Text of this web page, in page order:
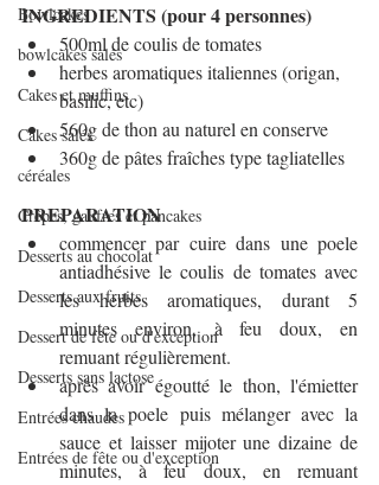
Bowlcakes
bowlcakes salés
Cakes et muffins
Cakes salés
céréales
Crêpes, gaufres et pancakes
Desserts au chocolat
Desserts aux fruits
Dessert de fête ou d'exception
Desserts sans lactose
Entrées chaudes
Entrées de fête ou d'exception
INGREDIENTS (pour 4 personnes)
500ml de coulis de tomates
herbes aromatiques italiennes (origan,
basilic, etc)
560g de thon au naturel en conserve
360g de pâtes fraîches type tagliatelles
PREPARATION
commencer par cuire dans une poele
antiadhésive le coulis de tomates avec
les herbes aromatiques, durant 5
minutes environ, à feu doux, en
remuant régulièrement.
après avoir égoutté le thon, l'émietter
dans la poele puis mélanger avec la
sauce et laisser mijoter une dizaine de
minutes, à feu doux, en remuant